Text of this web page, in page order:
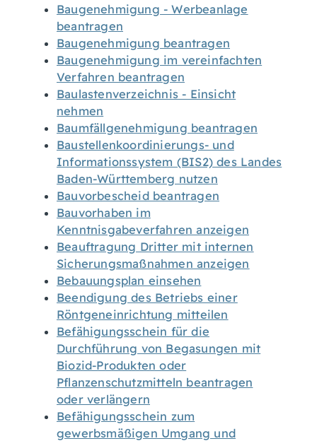
Baugenehmigung - Werbeanlage
beantragen
Baugenehmigung beantragen
Baugenehmigung im vereinfachten
Verfahren beantragen
Baulastenverzeichnis - Einsicht
nehmen
Baumfällgenehmigung beantragen
Baustellenkoordinierungs- und
Informationssystem (BIS2) des Landes
Baden-Württemberg nutzen
Bauvorbescheid beantragen
Bauvorhaben im
Kenntnisgabeverfahren anzeigen
Beauftragung Dritter mit internen
Sicherungsmaßnahmen anzeigen
Bebauungsplan einsehen
Beendigung des Betriebs einer
Röntgeneinrichtung mitteilen
Befähigungsschein für die
Durchführung von Begasungen mit
Biozid-Produkten oder
Pflanzenschutzmitteln beantragen
oder verlängern
Befähigungsschein zum
gewerbsmäßigen Umgang und